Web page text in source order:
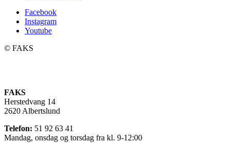
Facebook
Instagram
Youtube
©️ FAKS
FAKS
Herstedvang 14
2620 Albertslund
Telefon: 51 92 63 41
Mandag, onsdag og torsdag fra kl. 9-12:00